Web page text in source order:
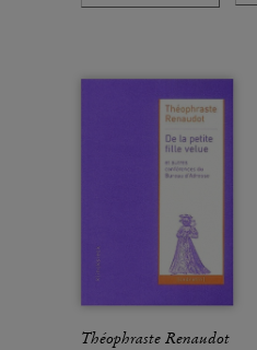
Théophraste Renaudot